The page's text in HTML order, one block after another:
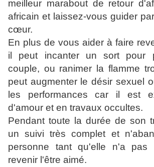
meilleur marabout de retour
africain et laissez-vous guider
cœur.
En plus de vous aider à faire
il peut incanter un sort pour
couple, ou ranimer la flamme
peut augmenter le désir sexuel
les performances car il est
d'amour et en travaux occultes.
Pendant toute la durée de son
un suivi très complet et
personne tant qu'elle n'a pas
revenir l'être aimé.